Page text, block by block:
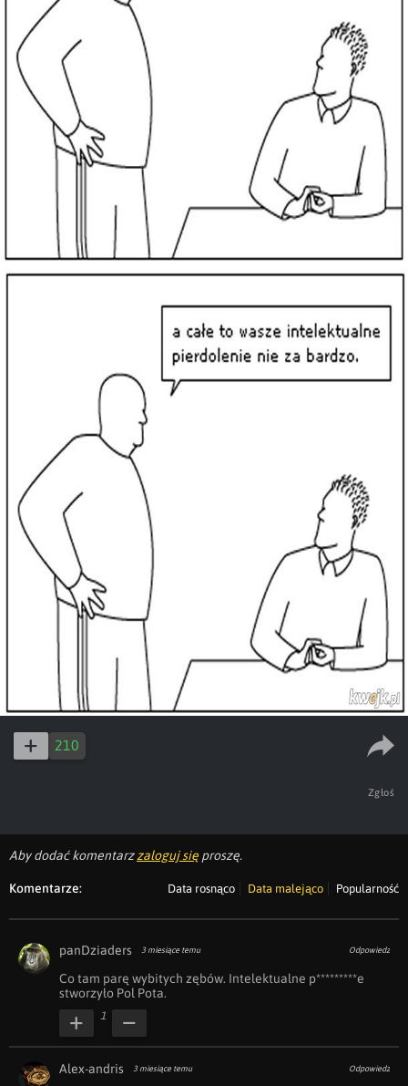
210
Zgłoś
Aby dodać komentarzzaloguj się proszę.
Komentarze: Data rosnąco Data malejąco Popularność
panDziaders 3 miesiące temu Odpowiedz
Co tam parę wybitych zębów. Intelektualne p*********e
stworzyło Pol Pota.
1
Alex-andris 3 miesiące temu Odpowiedz